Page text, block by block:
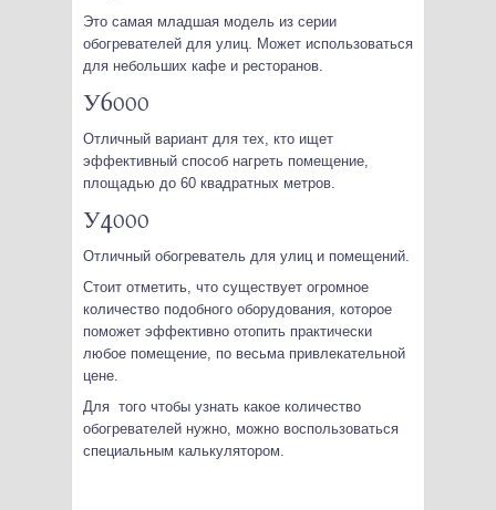
Это самая младшая модель из серии
обогревателей для улиц. Может использоваться
для небольших кафе и ресторанов.
У6000
Отличный вариант для тех, кто ищет
эффективный способ нагреть помещение,
площадью до 60 квадратных метров.
У4000
Отличный обогреватель для улиц и помещений.
Стоит отметить, что существует огромное
количество подобного оборудования, которое
поможет эффективно отопить практически
любое помещение, по весьма привлекательной
цене.
Для того чтобы узнать какое количество
обогревателей нужно, можно воспользоваться
специальным калькулятором.